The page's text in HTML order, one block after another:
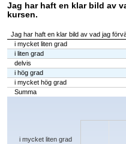
Jag har haft en klar bild av
kursen.
Jag har haft en klar bild av vad jag
i mycket liten grad
i liten grad
delvis
i hög grad
i mycket hög grad
Summa
Chart
The chart has 1 X axis displaying
i mycket liten grad